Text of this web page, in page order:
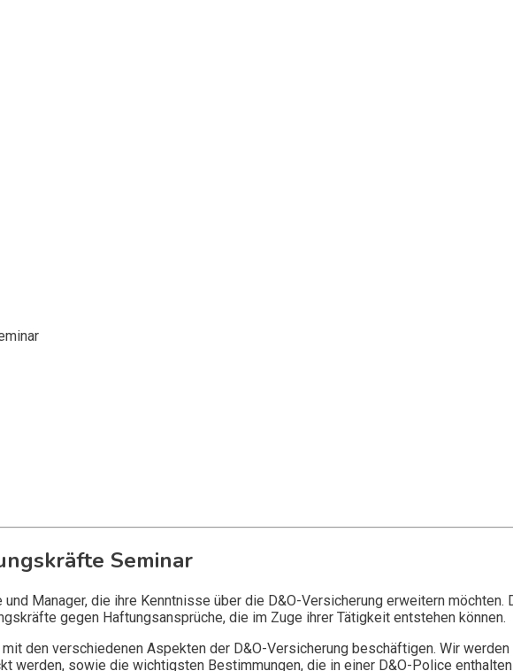
Seminar
Manager, die ihre Kenntnisse über die D&O-Versicherung erweitern
gegen Haftungsansprüche, die im Zuge ihrer Tätigkeit entstehen können.
den verschiedenen Aspekten der D&O-Versicherung beschäftigen. Wir
werden, sowie die wichtigsten Bestimmungen, die in einer D&O-Police